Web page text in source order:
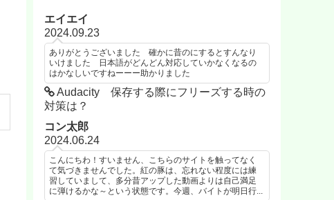
エイエイ
2024.09.23
ありがとうございました 確かに昔のにするとすんなり
いけました 日本語がどんどん対応していかなくなるの
はかなしいですねーーー助かりました
Audacity 保存する際にフリーズする時の
対策は？
コン太郎
2024.06.24
こんにちわ！すいません、こちらのサイトを触ってなく
て気づきませんでした。紅の豚は、忘れない程度には練
習していまして、多分昔アップした動画よりは自己満足
に弾けるかな～という状態です。今週、バイトが明日行...